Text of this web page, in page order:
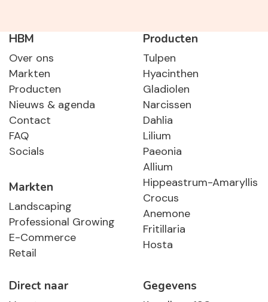
HBM
Over ons
Markten
Producten
Nieuws & agenda
Contact
FAQ
Socials
Markten
Landscaping
Professional Growing
E-Commerce
Retail
Producten
Tulpen
Hyacinthen
Gladiolen
Narcissen
Dahlia
Lilium
Paeonia
Allium
Hippeastrum-Amaryllis
Crocus
Anemone
Fritillaria
Hosta
Direct naar Gegevens